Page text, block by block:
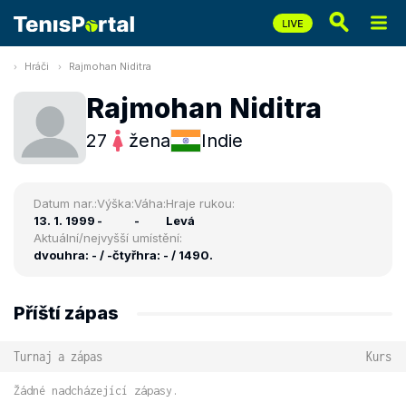
Hráči Rajmohan Niditra
Rajmohan Niditra
27 žena Indie
Datum nar.:
13. 1. 1999
Výška:
-
Váha:
-
Hraje rukou:
Levá
Aktuální/nejvyšší umístění:
dvouhra: - / -čtyřhra: - / 1490.
Příští zápas
Turnaj a zápas Kurs
Žádné nadcházející zápasy.